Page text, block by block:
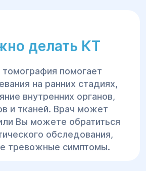
делать КТ
помогает
на ранних стадиях,
внутренних органов,
и тканей. Врач может
Вы можете обратиться
обследования,
тревожные симптомы.